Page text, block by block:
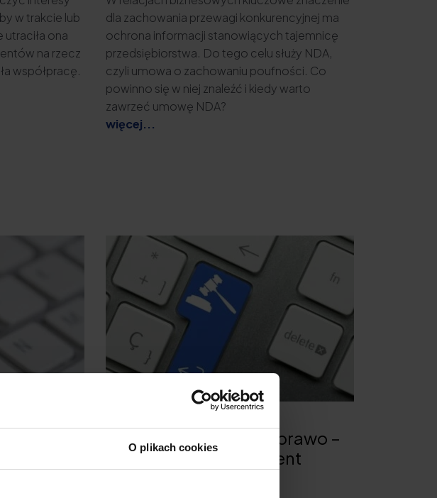
O plikach cookies
w trakcie lub
ona
na rzecz
współpracę.
dla zachowania przewagi konkurencyjnej ma
ochrona informacji stanowiących tajemnicę
przedsiębiorstwa. Do tego celu służy NDA,
czyli umowa o zachowaniu poufności. Co
powinno się w niej znaleźć i kiedy warto
zawrzeć umowę NDA?
więcej...
Content marketing a prawo –
prawne aspekty content